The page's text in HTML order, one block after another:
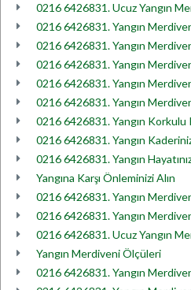
0216 6426831. Ucuz Yangın
0216 6426831. Yangın
0216 6426831. Yangın
0216 6426831. Yangın
0216 6426831. Yangın
0216 6426831. Yangın
0216 6426831. Yangın Korkulu
0216 6426831. Yangın
0216 6426831. Yangın
Yangına Karşı Önleminizi Alın
0216 6426831. Yangın
0216 6426831. Yangın
0216 6426831. Ucuz Yangın
Yangın Merdiveni Ölçüleri
0216 6426831. Yangın